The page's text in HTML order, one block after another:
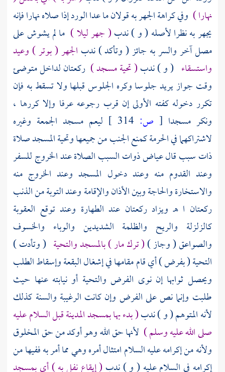
نهارا ) وفي كراهة الجهر به قولان ما عدا الورد إذا صلاه نهارا فإنه
يجهر به نظرا لأصله ( و ) ندب( جهر ليلا ) ما لم يشوش على
مصل آخر والسر به جائز ( وتأكد ) ندب الجهر ( بوتر ) وعيد
واستسقاء ( و ) ندب( تحية مسجد ) ركعتان لداخل متوضئ
وقت جواز يريد جلوسا وكره الجلوس قبلها ولا تسقط به فإن
تكرر دخوله كفته الأولى إن قرب رجوعه عرفا وإلا كررها ،
ونكر مسجدا [ ص:
ليعم مسجد الجمعة وغيره
لاشتراكهما في الحرمة كمنع الجنب من جميعها وتحية المسجد صلاة
ذات سبب قالعياضذوات السبب الصلاة عند الخروج للسفر
وعند القدوم منه وعند دخول المسجد وعند الخروج منه
والاستخارة والحاجة وبين الأذان والإقامة وعند التوبة من الذنب
ركعتان ا هـ ويزاد ركعتان عند الطهارة وعند توقع العقوبة
كالزلزلة والريح والظلمة الشديدين والوباء والخسوف
والصواعق ( وجاز )( ترك مار ) بالمسجد والتحية ( وتأدت )
التحية ( بفرض ) أي قام مقامها في إشغال البقعة وإسقاط الطلب
ويحصل ثوابها إن نوى الفرض والتحية أو نيابته عنها حيث
طلبت وإنما نص على الفرض وإن كانت الرغيبة والسنة كذلك
لأنه المتوهم ( و ) ندب( بدء بهابمسجد المدينةقبل السلام عليه
صلى الله عليه وسلم ) لأنها حق الله وهو أوكد من حق المخلوق
ولأنه من إكرامه عليه السلام امتثال أمره وهي مما أمر به ففيها من
إكرامه في السلام عليه ( و ) ندب ( إيقاع نفل به ) أيبمسجد